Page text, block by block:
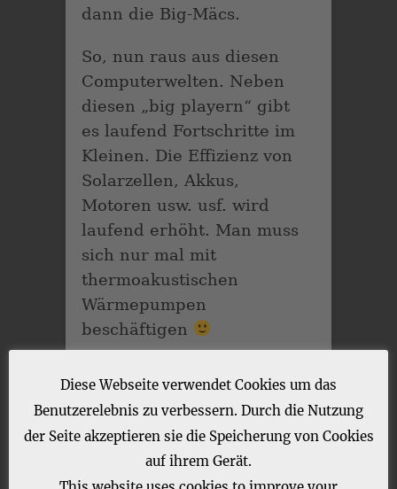
dann die Big-Mäcs.
So, nun raus aus diesen
Computerwelten. Neben
diesen „big playern“ gibt
es laufend Fortschritte im
Kleinen. Die Effizienz von
Solarzellen, Akkus,
Motoren usw. usf. wird
laufend erhöht. Man muss
sich nur mal mit
thermoakustischen
Wärmepumpen
beschäftigen
immer mehr hätten. Der
Reichtum der Reichen ist
oftmals obszön. Nichts was
Diese Webseite verwendet Cookies um das
Benutzerelebnis zu verbessern. Durch die Nutzung
der Seite akzeptieren sie die Speicherung von Cookies
auf ihrem Gerät.